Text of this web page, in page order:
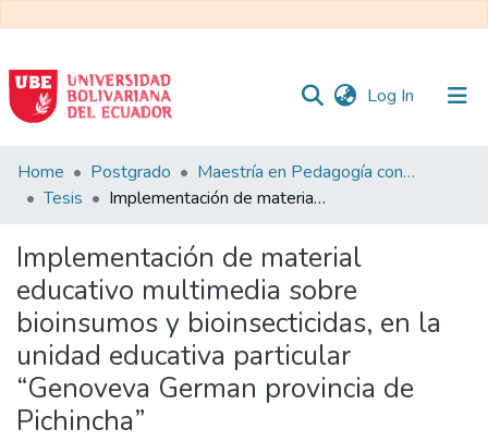
Log In (current)
Communities
&
All of DSpace
Statistics
Home Postgrado
Maestría en Pedagogía con Mención en Formación Técnica y Profesional
Tesis
Implementación de material educativo multimedia sobre bioinsumos y bioinsecticidas, en la unidad educativa particular “Genoveva German provincia de Pichincha”
Implementación de material
educativo multimedia sobre
bioinsumos y bioinsecticidas, en la
unidad educativa particular
“Genoveva German provincia de
Pichincha”